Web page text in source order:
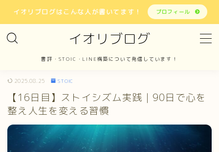
イオリブログはこんな人が書いてます！ プロフィール
イオリブログ
書評・STOIC・LINE構築について発信しています！
MENU
書評
STOIC
2025.08.25 STOIC
【16日目】ストイシズム実践｜90日で心を
整え人生を変える習慣